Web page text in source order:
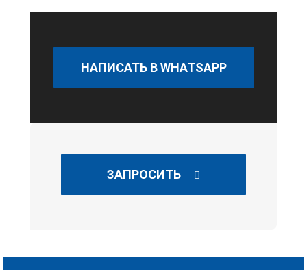
НАПИСАТЬ В WHATSAPP
ЗАПРОСИТЬ